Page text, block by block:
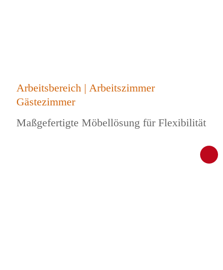
Arbeitsbereich | Arbeitszimmer
Gästezimmer
Maßgefertigte Möbellösung für Flexibilität